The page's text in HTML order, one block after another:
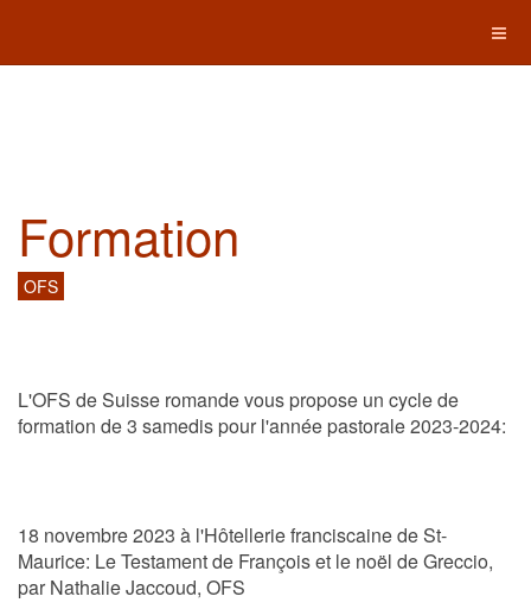
Formation
OFS
L'OFS de Suisse romande vous propose un cycle de
formation de 3 samedis pour l'année pastorale 2023-2024:
18 novembre 2023 à l'Hôtellerie franciscaine de St-
Maurice: Le Testament de François et le noël de Greccio,
par Nathalie Jaccoud, OFS